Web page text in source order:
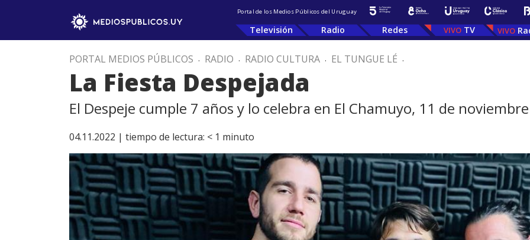
Portal de los Medios Públicos del Uruguay
Televisión Radio Redes TV
PORTAL MEDIOS PÚBLICOS . RADIO . RADIO CULTURA . EL TUNGUE LÉ .
La Fiesta Despejada
El Despeje cumple 7 años y lo celebra en El Chamuyo, 11 de
04.11.2022 | tiempo de lectura: < 1 minuto